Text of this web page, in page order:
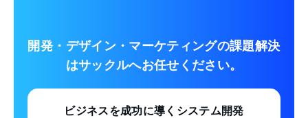
開発・デザイン・マーケティングの課題解決
はサックルへお任せください。
ビジネスを成功に導くシステム開発